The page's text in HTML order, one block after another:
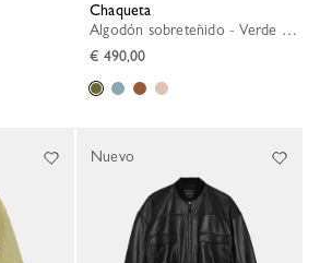
Chaqueta
Algodón sobreteñido - Verde Oliva
€ 490,00
Nuevo